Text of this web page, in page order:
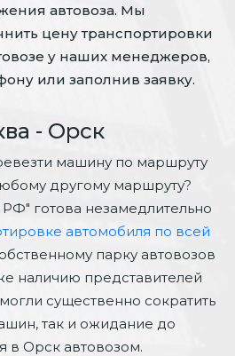
автовоза. Мы
цену транспортировки
у наших менеджеров,
или заполнив заявку.
- Орск
машину по маршруту
другому маршруту?
готова незамедлительно
автомобиля по всей
парку автовозов
наличию представителей
существенно сократить
так и ожидание до
в Орск автовозом.